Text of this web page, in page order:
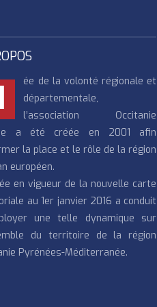
ée de la volonté régionale et
départementale,
l’association Occitanie
a été créée en 2001 afin
la place et le rôle de la région
européen.
en vigueur de la nouvelle carte
au 1er janvier 2016 a conduit
une telle dynamique sur
du territoire de la région
Pyrénées-Méditerranée.